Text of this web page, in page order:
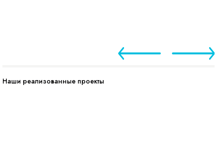
Наши реализованные проекты